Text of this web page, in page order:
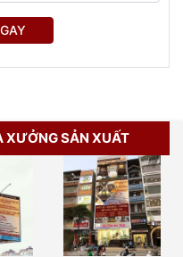
XƯỞNG SẢN XUẤT